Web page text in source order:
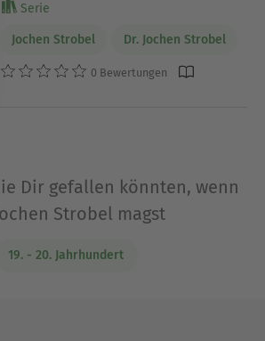
Serie
Jochen Strobel Dr. Jochen Strobel
0 Bewertungen
Dir gefallen könnten, wenn
Strobel magst
19. - 20. Jahrhundert